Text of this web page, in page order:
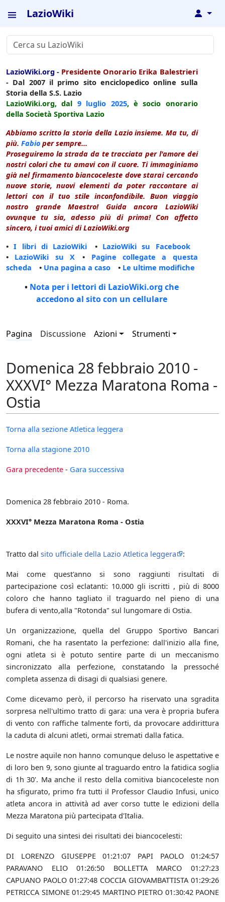
LazioWiki ↓
LazioWiki.org - Presidente Onorario Erika Balestrieri
- Dal 2007 il primo sito enciclopedico online sulla
Storia della S.S. Lazio
LazioWiki.org, dal 9 luglio 2025, è socio onorario
della Società Sportiva Lazio
Abbiamo scritto la storia della Lazio insieme. Ma tu, di
più. Fabio per sempre...
Proseguiremo la strada da te tracciata per l'amore dei
nostri colori che tu amavi con il cuore. Ti immaginiamo
già nel firmamento biancoceleste dove starai cercando
nuove storie, nuovi elementi da poter raccontare ai
lettori con il tuo stile inconfondibile. Buon viaggio
nostro grande Maestro! Guida ancora LazioWiki
ovunque tu sia, adesso più di prima! Con affetto
sincero, i tuoi amici di LazioWiki.org
•I libri di LazioWiki • LazioWiki su Facebook
• LazioWiki su X • Pagine collegate a questa
scheda • Una pagina a caso • Le ultime modifiche
• Nota per i lettori di LazioWiki.org che
accedono al sito con un cellulare
Pagina Discussione Azioni Strumenti
Domenica 28 febbraio 2010 -
XXXVI° Mezza Maratona Roma -
Ostia
Torna alla sezione Atletica leggera
Torna alla stagione 2010
Gara precedente - Gara successiva
Domenica 28 febbraio 2010 - Roma.
XXXVI° Mezza Maratona Roma - Ostia
Tratto dal sito ufficiale della Lazio Atletica leggera
:
Mai come quest'anno si sono raggiunti risultati di
partecipazione così eclatanti: 10.000 gli iscritti , più di 8000
coloro che hanno tagliato il traguardo nel pieno di una
bufera di vento,alla "Rotonda" sul lungomare di Ostia.
Un organizzazione, quella del Gruppo Sportivo Bancari
Romani, che ha rasentato la perfezione: dall'inizio alla fine,
ogni atleta si è potuto sentire parte di un meccanismo
sincronizzato alla perfezione, constatando la pressoché
completa assenza di disagi di qualsiasi genere.
Come dicevamo però, il percorso ha riservato una sgradita
sorpresa nell'ultimo tratto di gara: una vera è propria bufera
di vento con raffiche talmente forti, da provocare addirittura
la caduta di alcuni atleti, ormai stremati dalla fatica.
Le nostre aquile non hanno comunque deluso le aspettative e
di loro ben 9, sono giunte al traguardo entro la fatidica soglia
di 1h 30'. Ma anche il resto della comitiva biancoceleste non
ha sfigurato, primo fra tutti il Professor Claudio Infusi, unico
atleta ancora in attività ad aver corso tutte le edizioni della
Mezza Maratona più partecipata d'Italia.
Di seguito una sintesi dei risultati dei biancocelesti:
DI LORENZO GIUSEPPE 01:21:07 PAPI PAOLO 01:24:57
PARAVANO ELIO 01:26:50 BOLLETTA MARCO 01:27:23
CAPUANO PAOLO 01:27:48 COCCIA GIOVAMBATTISTA 01:29:26
PETRICCA SIMONE 01:29:45 MARTINO PIETRO 01:30:42 PAONE